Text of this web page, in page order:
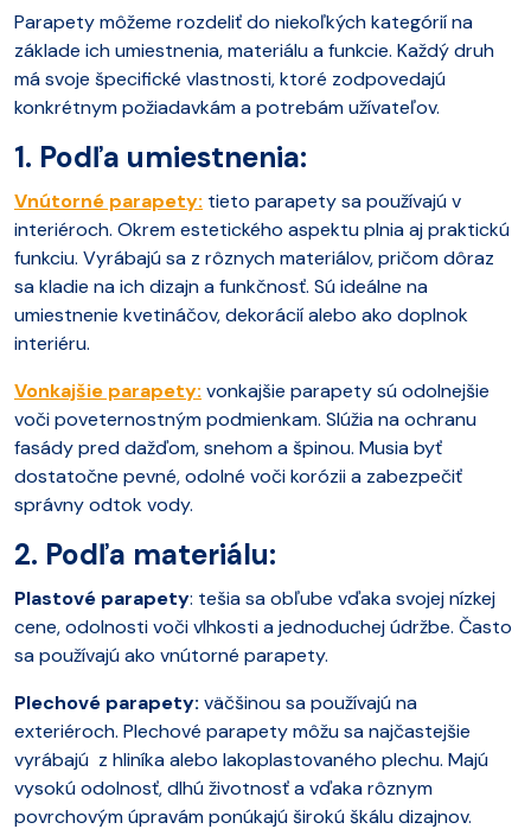
Parapety môžeme rozdeliť do niekoľkých kategórií na
základe ich umiestnenia, materiálu a funkcie. Každý druh
má svoje špecifické vlastnosti, ktoré zodpovedajú
konkrétnym požiadavkám a potrebám užívateľov.
1. Podľa umiestnenia:
Vnútorné parapety: tieto parapety sa používajú v
interiéroch. Okrem estetického aspektu plnia aj praktickú
funkciu. Vyrábajú sa z rôznych materiálov, pričom dôraz
sa kladie na ich dizajn a funkčnosť. Sú ideálne na
umiestnenie kvetináčov, dekorácií alebo ako doplnok
interiéru.
Vonkajšie parapety: vonkajšie parapety sú odolnejšie
voči poveternostným podmienkam. Slúžia na ochranu
fasády pred dažďom, snehom a špinou. Musia byť
dostatočne pevné, odolné voči korózii a zabezpečiť
správny odtok vody.
2. Podľa materiálu:
Plastové parapety: tešia sa obľube vďaka svojej nízkej
cene, odolnosti voči vlhkosti a jednoduchej údržbe. Často
sa používajú ako vnútorné parapety.
Plechové parapety: väčšinou sa používajú na
exteriéroch. Plechové parapety môžu sa najčastejšie
vyrábajú z hliníka alebo lakoplastovaného plechu. Majú
vysokú odolnosť, dlhú životnosť a vďaka rôznym
povrchovým úpravám ponúkajú širokú škálu dizajnov.